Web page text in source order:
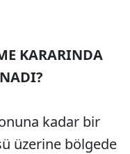
KARARINDA
kadar bir
üzerine bölgede